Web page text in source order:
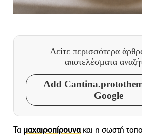
Δείτε περισσότερα
αποτελέσματα
Add
Google
Τα μαχαιροπίρουνακαι η σωστή